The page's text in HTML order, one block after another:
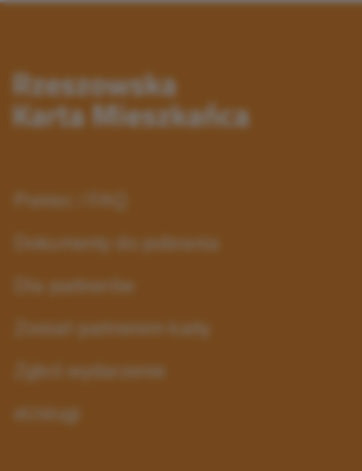
Pomoc / FAQ
Dokumenty do pobrania
Dla partnerów
Zostań partnerem karty
Zgłoś wydarzenie
eUsługi